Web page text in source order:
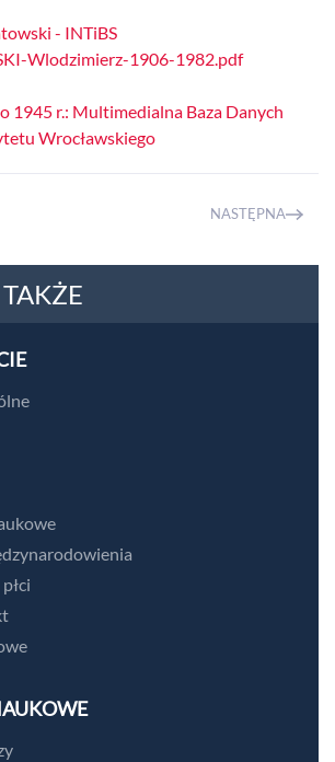
- INTiBS
Wlodzimierz-1906-1982.pdf
1945 r.: Multimedialna Baza Danych
Wrocławskiego
NASTĘPNA